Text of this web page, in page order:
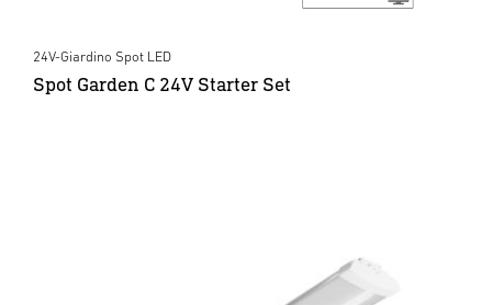
24V-Giardino Spot LED
Spot Garden C 24V Starter Set